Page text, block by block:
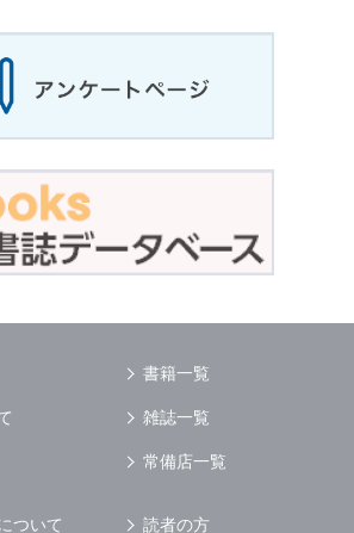
書籍一覧
雑誌一覧
常備店一覧
ついて 読者の方